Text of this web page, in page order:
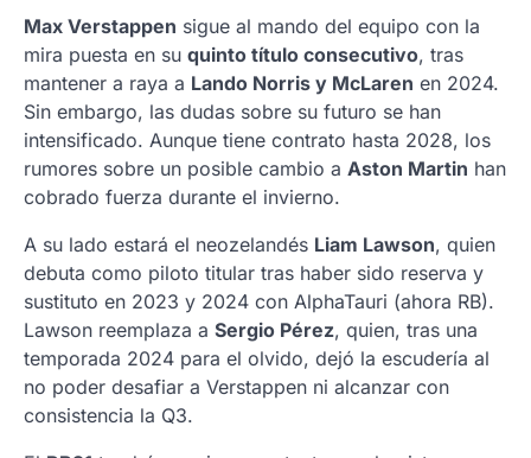
Max Verstappen sigue al mando del equipo con la
mira puesta en su quinto título consecutivo, tras
mantener a raya a Lando Norris y McLaren en 2024.
Sin embargo, las dudas sobre su futuro se han
intensificado. Aunque tiene contrato hasta 2028, los
rumores sobre un posible cambio a Aston Martin han
cobrado fuerza durante el invierno.
A su lado estará el neozelandés Liam Lawson, quien
debuta como piloto titular tras haber sido reserva y
sustituto en 2023 y 2024 con AlphaTauri (ahora RB).
Lawson reemplaza a Sergio Pérez, quien, tras una
temporada 2024 para el olvido, dejó la escudería al
no poder desafiar a Verstappen ni alcanzar con
consistencia la Q3.